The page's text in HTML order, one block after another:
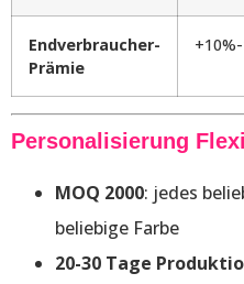
Endverbraucher-
Prämie
Personalisierung
MOQ 2000: jedes
beliebige Farbe
20-30 Tage